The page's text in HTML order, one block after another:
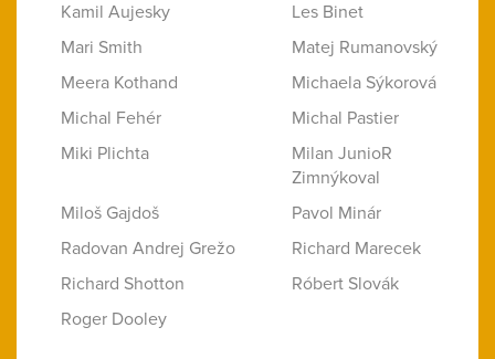
Kamil Aujesky
Les Binet
Mari Smith
Matej Rumanovský
Meera Kothand
Michaela Sýkorová
Michal Fehér
Michal Pastier
Miki Plichta
Milan JunioR
Zimnýkoval
Miloš Gajdoš
Pavol Minár
Radovan Andrej Grežo
Richard Marecek
Richard Shotton
Róbert Slovák
Roger Dooley